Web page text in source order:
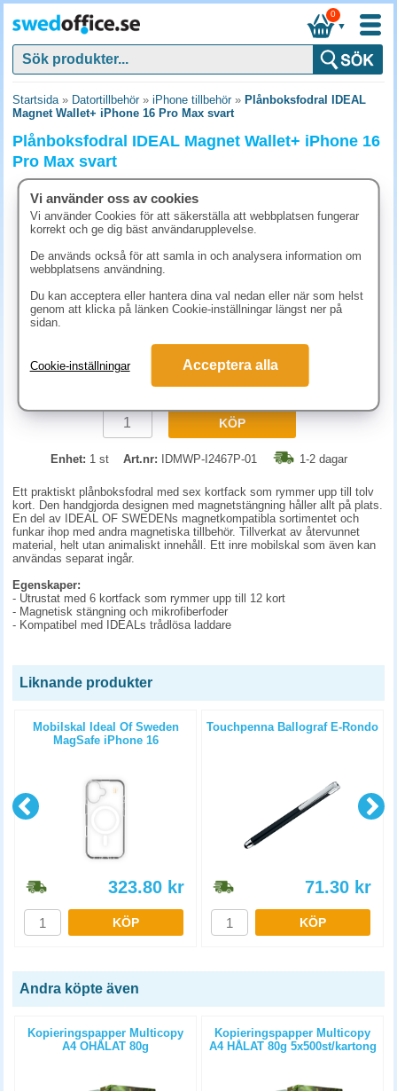
▼
0
Startsida» Datortillbehör» iPhone tillbehör» Plånboksfodral IDEAL
Magnet Wallet+ iPhone 16 Pro Max svart
Plånboksfodral IDEAL Magnet Wallet+ iPhone 16
Pro Max svart
371.30 kr (inkl. moms)
KÖP
Enhet: 1 st Art.nr: IDMWP-I2467P-01 1-2 dagar
Ett praktiskt plånboksfodral med sex kortfack som rymmer upp till tolv
kort. Den handgjorda designen med magnetstängning håller allt på plats.
En del av IDEAL OF SWEDENs magnetkompatibla sortimentet och
funkar ihop med andra magnetiska tillbehör. Tillverkat av återvunnet
material, helt utan animaliskt innehåll. Ett inre mobilskal som även kan
användas separat ingår.
Egenskaper:
- Utrustat med 6 kortfack som rymmer upp till 12 kort
- Magnetisk stängning och mikrofiberfoder
- Kompatibel med IDEALs trådlösa laddare
Liknande produkter
Mobilskal Ideal Of Sweden
MagSafe iPhone 16
323.80 kr
KÖP
Touchpenna Ballograf E-Rondo
71.30 kr
KÖP
Andra köpte även
Kopieringspapper Multicopy
A4 OHÅLAT 80g
Kopieringspapper Multicopy
A4 HÅLAT 80g 5x500st/kartong
Vi använder oss av cookies
Vi använder Cookies för att säkerställa att webbplatsen fungerar
korrekt och ge dig bäst användarupplevelse.
De används också för att samla in och analysera information om
webbplatsens användning.
Du kan acceptera eller hantera dina val nedan eller när som helst
genom att klicka på länken Cookie-inställningar längst ner på
sidan.
Cookie-inställningar Acceptera alla